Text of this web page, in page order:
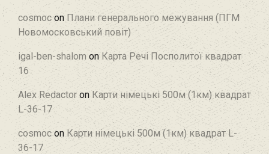
cosmoc on Плани генерального межування (ПГМ
Новомосковський повіт)
igal-ben-shalom on Карта Речі Посполитої квадрат
16
Alex Redactor on Карти німецькі 500м (1км) квадрат
L-36-17
cosmoc on Карти німецькі 500м (1км) квадрат L-
36-17